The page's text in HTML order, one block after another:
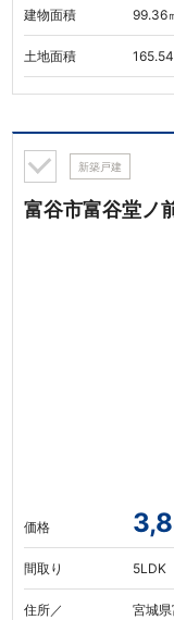
建物面積 99.36
土地面積
新築戸建
富谷市富谷堂ノ
価格
間取り 5LDK
住所／
宮城